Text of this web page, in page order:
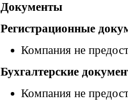
Документы
Регистрационные
Компания не
Бухгалтерские
Компания не